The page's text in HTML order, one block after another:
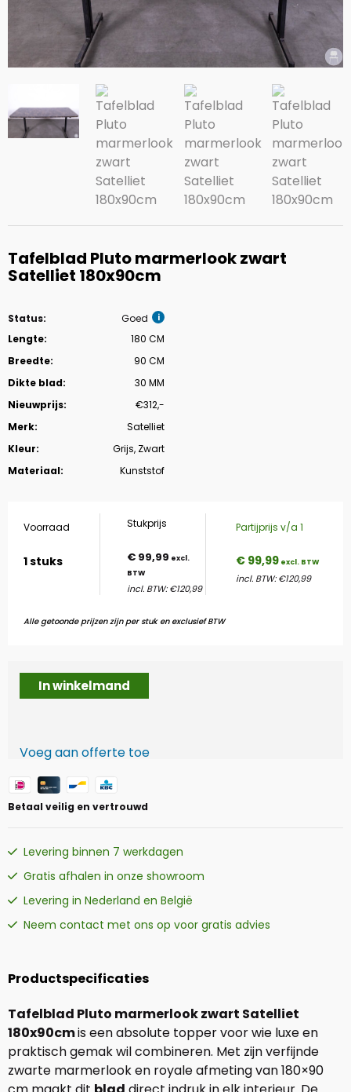
Tafelblad Pluto marmerlook zwart
Satelliet 180x90cm
Status:
Goed
Lengte:
180 CM
Breedte:
90 CM
Dikte blad:
30 MM
Nieuwprijs:
€312,-
Merk:
Satelliet
Kleur:
Grijs, Zwart
Materiaal:
Kunststof
Voorraad
1 stuks
Stukprijs
€99,99
incl. BTW: €120,99
Partijprijs v/a 1
€ 99,99
incl. BTW: €120,99
Alle getoonde prijzen zijn per stuk en exclusief BTW
In winkelmand
Voeg aan offerte toe
Betaal veilig en vertrouwd
Levering binnen 7 werkdagen
Gratis afhalen in onze showroom
Levering in Nederland en België
Neem contact met ons op voor gratis advies
Productspecificaties
Tafelblad Pluto marmerlook zwart Satelliet
180x90cmis een absolute topper voor wie luxe en
praktisch gemak wil combineren. Met zijn verfijnde
zwarte marmerlook en royale afmeting van 180×90